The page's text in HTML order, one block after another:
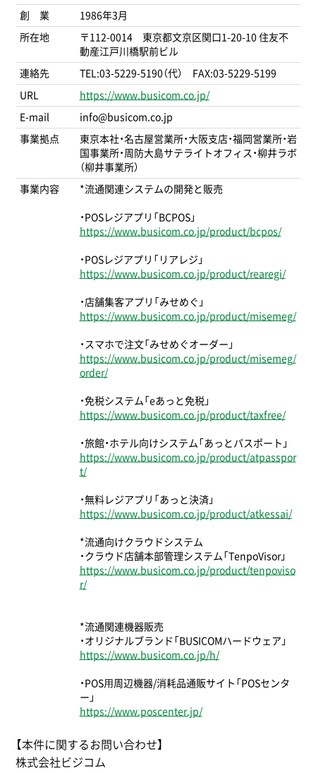
創 業 1986年3月
所在地
〒112-0014 東京都文京区関口1-20-10 住友不
動産江戸川橋駅前ビル
連絡先 TEL:03-5229-5190（代） FAX:03-5229-5199
URL https://www.busicom.co.jp/
E-mail info@busicom.co.jp
事業拠点
東京本社・名古屋営業所・大阪支店・福岡営業所・岩
国事業所・周防大島サテライトオフィス・柳井ラボ
（柳井事業所）
事業内容 *流通関連システムの開発と販売
・POSレジアプリ「BCPOS」
https://www.busicom.co.jp/product/bcpos/
・POSレジアプリ「リアレジ」
https://www.busicom.co.jp/product/rearegi/
・店舗集客アプリ「みせめぐ」
https://www.busicom.co.jp/product/misemeg/
・スマホで注文「みせめぐオーダー」
https://www.busicom.co.jp/product/misemeg/
order/
・免税システム「eあっと免税」
https://www.busicom.co.jp/product/taxfree/
・旅館・ホテル向けシステム「あっとパスポート」
https://www.busicom.co.jp/product/atpasspor
t/
・無料レジアプリ「あっと決済」
https://www.busicom.co.jp/product/atkessai/
*流通向けクラウドシステム
・クラウド店舗本部管理システム「TenpoVisor」
https://www.busicom.co.jp/product/tenpoviso
r/
*流通関連機器販売
・オリジナルブランド「BUSICOMハードウェア」
https://www.busicom.co.jp/h/
・POS⽤周辺機器/消耗品通販サイト「POSセンタ
ー」
https://www.poscenter.jp/
【本件に関するお問い合わせ】
株式会社ビジコム